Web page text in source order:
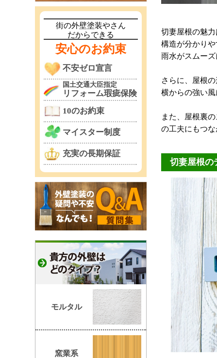
切妻屋根の魅
構造が分かりや
雨水がスムー
さらに、屋根
横からの強い
また、屋根裏
の工夫にもつ
切妻屋根の
街の外壁塗装やさん
だからできる
安心のお約束
不安ゼロ宣言
国土交通大臣指定
リフォーム瑕疵保険
10のお約束
マイスター制度
充実の長期保証
モルタル
窯業系